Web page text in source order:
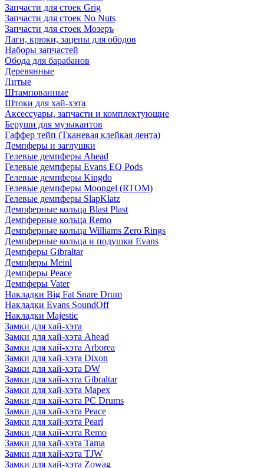
Запчасти для стоек Grig
Запчасти для стоек No Nuts
Запчасти для стоек Мозеръ
Лаги, крюки, зацепы для ободов
Наборы запчастей
Обода для барабанов
Деревянные
Литые
Штампованные
Штоки для хай-хэта
Аксессуары, запчасти и комплектующие
Беруши для музыкантов
Гаффер тейп (Тканевая клейкая лента)
Демпферы и заглушки
Гелевые демпферы Ahead
Гелевые демпферы Evans EQ Pods
Гелевые демпферы Kingdo
Гелевые демпферы Moongel (RTOM)
Гелевые демпферы SlapKlatz
Демпферные кольца Blast Plast
Демпферные кольца Remo
Демпферные кольца Williams Zero Rings
Демпферные кольца и подушки Evans
Демпферы Gibraltar
Демпферы Meinl
Демпферы Peace
Демпферы Vater
Накладки Big Fat Snare Drum
Накладки Evans SoundOff
Накладки Majestic
Замки для хай-хэта
Замки для хай-хэта Ahead
Замки для хай-хэта Arborea
Замки для хай-хэта Dixon
Замки для хай-хэта DW
Замки для хай-хэта Gibraltar
Замки для хай-хэта Mapex
Замки для хай-хэта PC Drums
Замки для хай-хэта Peace
Замки для хай-хэта Pearl
Замки для хай-хэта Remo
Замки для хай-хэта Tama
Замки для хай-хэта TJW
Замки для хай-хэта Zowag